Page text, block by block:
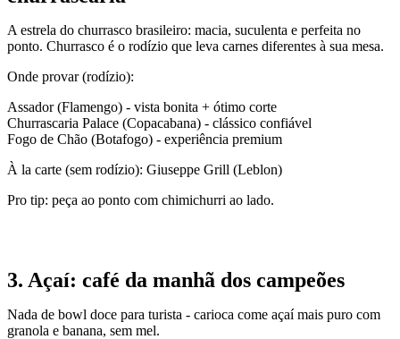
A estrela do churrasco brasileiro: macia, suculenta e perfeita no
ponto. Churrasco é o rodízio que leva carnes diferentes à sua mesa.
Onde provar (rodízio):
Assador (Flamengo) - vista bonita + ótimo corte
Churrascaria Palace (Copacabana) - clássico confiável
Fogo de Chão (Botafogo) - experiência premium
À la carte (sem rodízio): Giuseppe Grill (Leblon)
Pro tip: peça ao ponto com chimichurri ao lado.
3. Açaí: café da manhã dos campeões
Nada de bowl doce para turista - carioca come açaí mais puro com
granola e banana, sem mel.